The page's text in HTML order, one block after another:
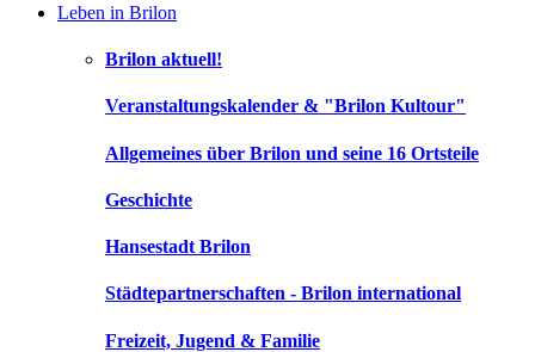
Leben in Brilon
Brilon aktuell!
Veranstaltungskalender & "Brilon Kultour"
Allgemeines über Brilon und seine 16 Ortsteile
Geschichte
Hansestadt Brilon
Städtepartnerschaften - Brilon international
Freizeit, Jugend & Familie